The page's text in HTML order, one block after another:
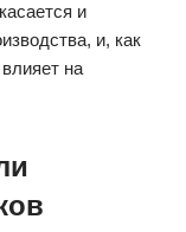
и
и, как
на